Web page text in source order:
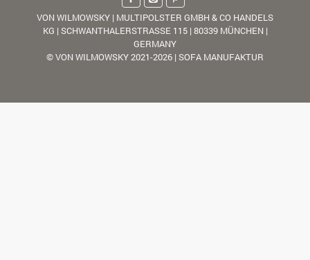
VON WILMOWSKY | MULTIPOLSTER GMBH & CO HANDELS
KG | SCHWANTHALERSTRASSE 115 | 80339 MÜNCHEN |
GERMANY
© VON WILMOWSKY 2021-2026 | SOFA MANUFAKTUR